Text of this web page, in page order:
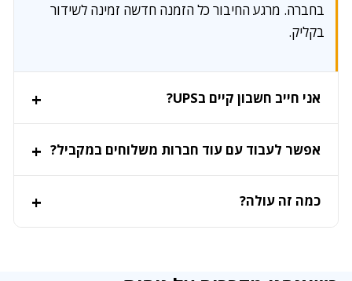
בחברה. מרגע החיבור כל הזמנה חדשה זמינה לשידור
בקליק.
אני חייב חשבון קיים בUPS?
אפשר לעבוד עם עוד חברות משלוחים במקביל?
כמה זה עולה?